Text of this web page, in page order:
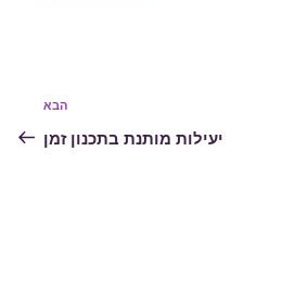
הפוסט
הבא
הבא
יעילות מותנת בתכנון זמן